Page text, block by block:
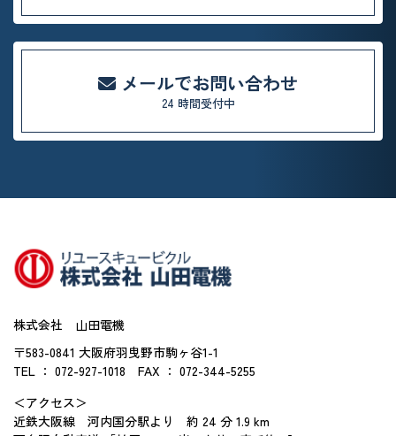
メールでお問い合わせ
24 時間受付中
株式会社 山田電機
〒583-0841 大阪府羽曳野市駒ヶ谷1-1
TEL ： 072-927-1018 FAX ： 072-344-5255
＜アクセス＞
近鉄大阪線 河内国分駅より 約 24 分 1.9 km